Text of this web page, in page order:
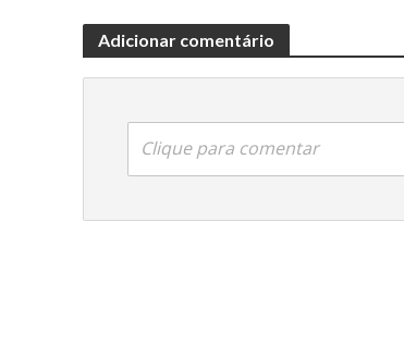
Adicionar comentário
Clique para comentar